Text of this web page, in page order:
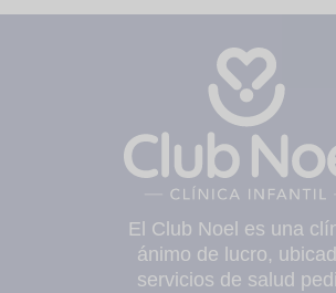
El Club Noel es una
ánimo de lucro,
servicios de salud